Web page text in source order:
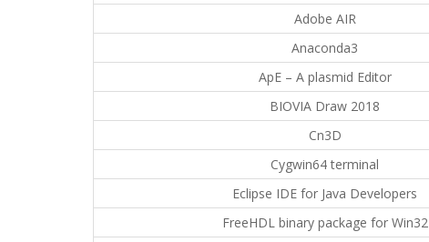
Adobe AIR
Anaconda3
ApE – A plasmid Editor
BIOVIA Draw 2018
Cn3D
Cygwin64 terminal
Eclipse IDE for Java Developers
FreeHDL binary package for Win32